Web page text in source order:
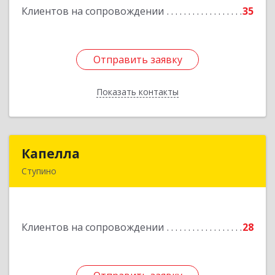
Клиентов на сопровождении 35
Отправить заявку
Показать контакты
Подробнее
Отправить заявку
Назад
Капелла
Ступино
Клиентов на сопровождении 28
Подробнее